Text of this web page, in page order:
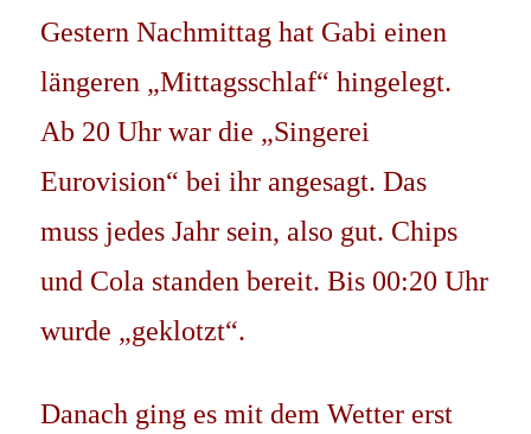
Gestern Nachmittag hat Gabi einen
längeren „Mittagsschlaf“ hingelegt.
Ab 20 Uhr war die „Singerei
Eurovision“ bei ihr angesagt. Das
muss jedes Jahr sein, also gut. Chips
und Cola standen bereit. Bis 00:20 Uhr
wurde „geklotzt“.
Danach ging es mit dem Wetter erst